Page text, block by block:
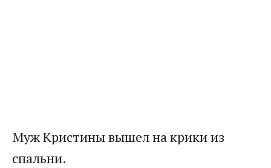
Муж Кристины вышел на крики из
спальни.